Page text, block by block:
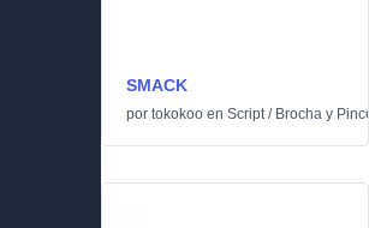
SMACK
por tokokoo en Script/ Brocha y